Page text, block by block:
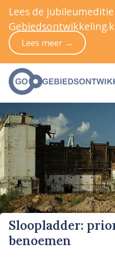
Sloopladder:
benoemen
Lees de
Lees meer →